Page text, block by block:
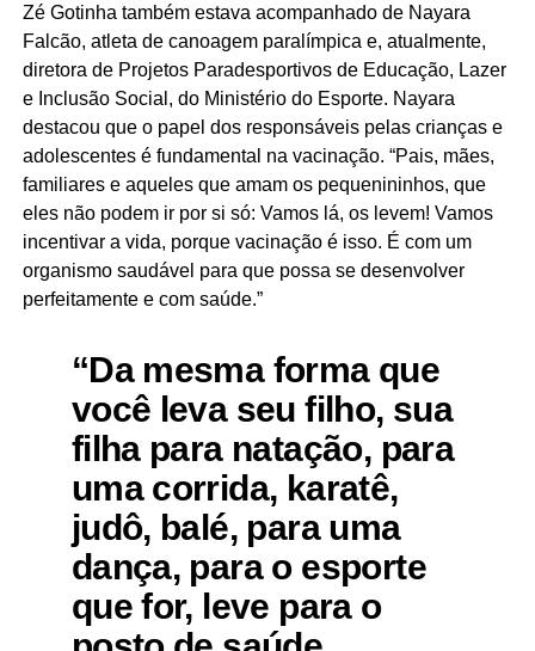
Zé Gotinha também estava acompanhado de Nayara
Falcão, atleta de canoagem paralímpica e, atualmente,
diretora de Projetos Paradesportivos de Educação, Lazer
e Inclusão Social, do Ministério do Esporte. Nayara
destacou que o papel dos responsáveis pelas crianças e
adolescentes é fundamental na vacinação. “Pais, mães,
familiares e aqueles que amam os pequenininhos, que
eles não podem ir por si só: Vamos lá, os levem! Vamos
incentivar a vida, porque vacinação é isso. É com um
organismo saudável para que possa se desenvolver
perfeitamente e com saúde.”
“Da mesma forma que
você leva seu filho, sua
filha para natação, para
uma corrida, karatê,
judô, balé, para uma
dança, para o esporte
que for, leve para o